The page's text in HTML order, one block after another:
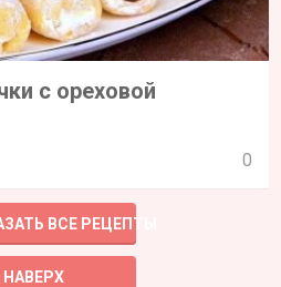
с ореховой
0
ВСЕ РЕЦЕПТЫ
НАВЕРХ